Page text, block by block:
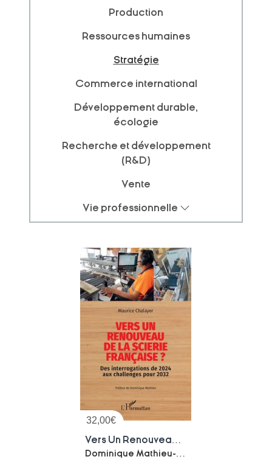
Production
Ressources humaines
Stratégie
Commerce international
Développement durable,
écologie
Recherche et développement
(R&D)
Vente
Vie professionnelle
32,00€